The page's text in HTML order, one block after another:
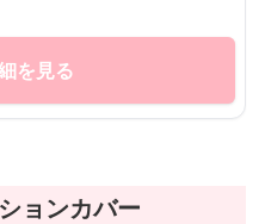
を見る
ョンカバー